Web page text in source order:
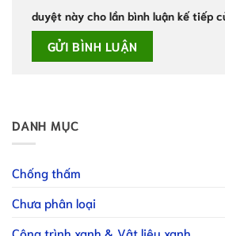
duyệt này cho lần bình luận kế tiếp
DANH MỤC
Chống thấm
Chưa phân loại
Công trình xanh & Vật liệu xanh